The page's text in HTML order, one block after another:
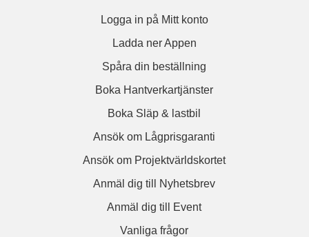
Logga in på Mitt konto
Ladda ner Appen
Spåra din beställning
Boka Hantverkartjänster
Boka Släp & lastbil
Ansök om Lågprisgaranti
Ansök om Projektvärldskortet
Anmäl dig till Nyhetsbrev
Anmäl dig till Event
Vanliga frågor